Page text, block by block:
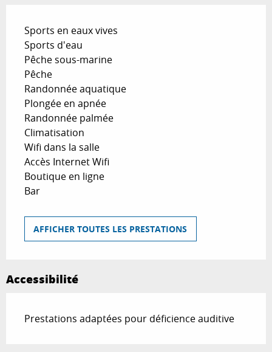
Sports en eaux vives
Sports d'eau
Pêche sous-marine
Pêche
Randonnée aquatique
Plongée en apnée
Randonnée palmée
Climatisation
Wifi dans la salle
Accès Internet Wifi
Boutique en ligne
Bar
AFFICHER TOUTES LES PRESTATIONS
Accessibilité
Prestations adaptées pour déficience auditive